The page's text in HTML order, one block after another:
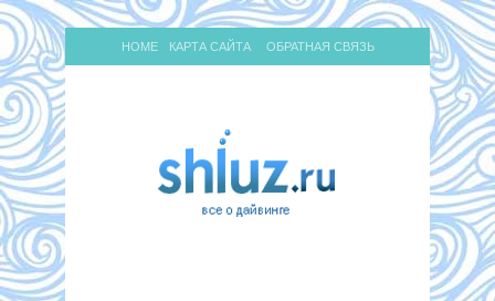
HOME КАРТА САЙТА ОБРАТНАЯ СВЯЗЬ